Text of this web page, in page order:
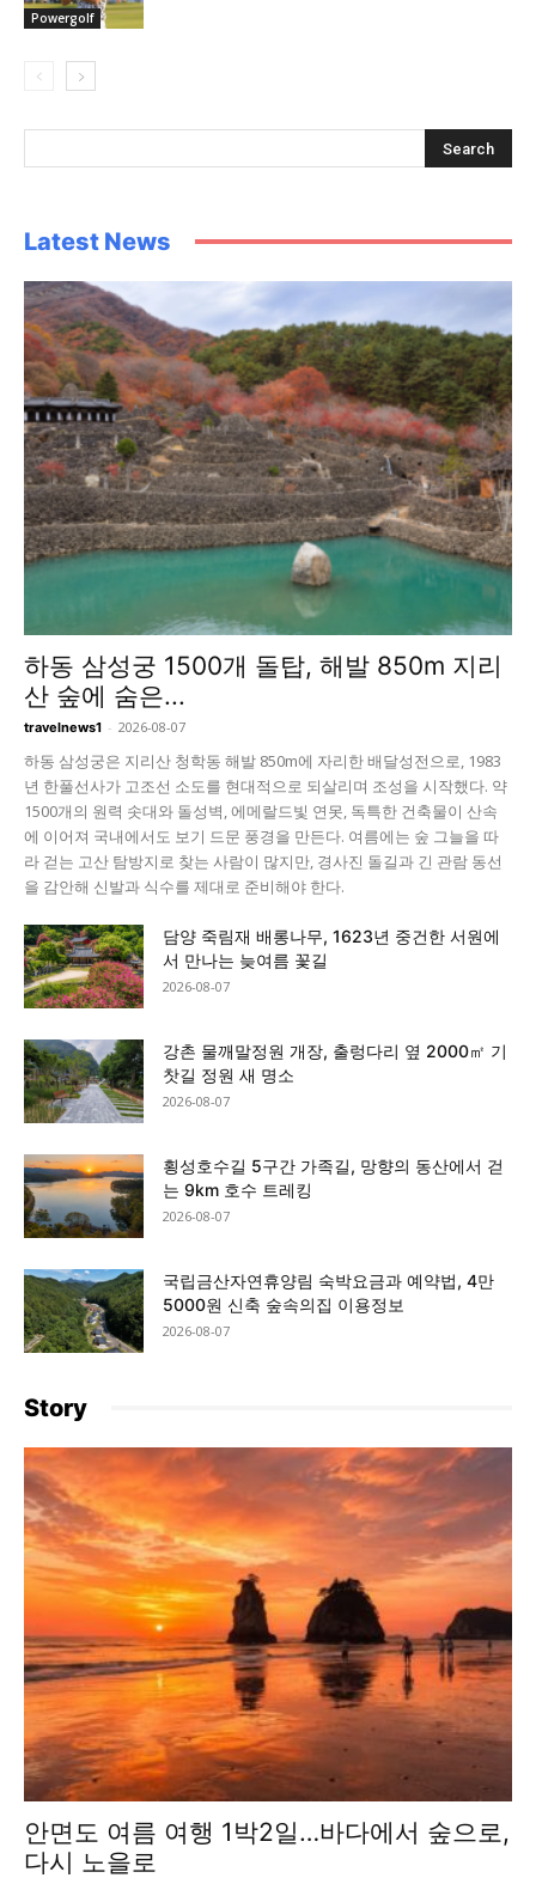
Powergolf
Latest News
하동 삼성궁 1500개 돌탑, 해발 850m 지리
산 숲에 숨은...
travelnews1 - 2026-08-07
하동 삼성궁은 지리산 청학동 해발 850m에 자리한 배달성전으로, 1983
년 한풀선사가 고조선 소도를 현대적으로 되살리며 조성을 시작했다. 약
1500개의 원력 솟대와 돌성벽, 에메랄드빛 연못, 독특한 건축물이 산속
에 이어져 국내에서도 보기 드문 풍경을 만든다. 여름에는 숲 그늘을 따
라 걷는 고산 탐방지로 찾는 사람이 많지만, 경사진 돌길과 긴 관람 동선
을 감안해 신발과 식수를 제대로 준비해야 한다.
담양 죽림재 배롱나무, 1623년 중건한 서원에
서 만나는 늦여름 꽃길
2026-08-07
강촌 물깨말정원 개장, 출렁다리 옆 2000㎡ 기
찻길 정원 새 명소
2026-08-07
횡성호수길 5구간 가족길, 망향의 동산에서 걷
는 9km 호수 트레킹
2026-08-07
국립금산자연휴양림 숙박요금과 예약법, 4만
5000원 신축 숲속의집 이용정보
2026-08-07
Story
안면도 여름 여행 1박2일…바다에서 숲으로,
다시 노을로